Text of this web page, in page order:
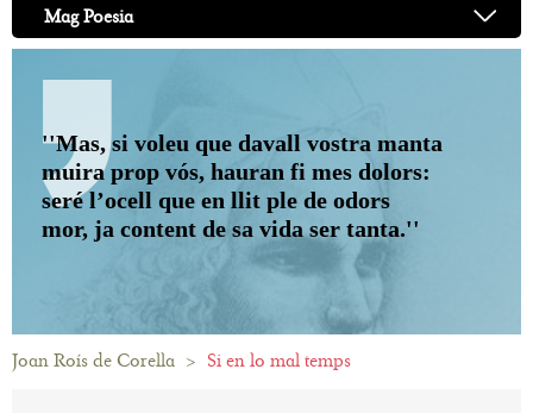
Mag Poesia
''Mas, si voleu que davall vostra manta
muira prop vós, hauran fi mes dolors:
seré l’ocell que en llit ple de odors
mor, ja content de sa vida ser tanta.''
Joan Roís de Corella > Si en lo mal temps